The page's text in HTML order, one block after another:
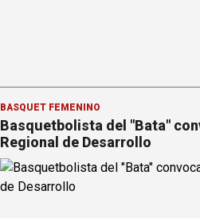
BÁSQUET FEMENINO
Basquetbolista del "Bata"
Regional de Desarrollo